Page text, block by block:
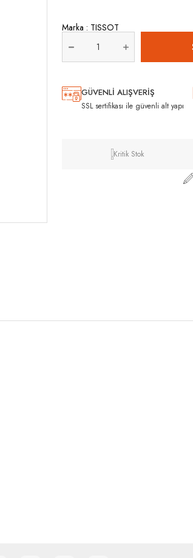
Marka : TISSOT
GÜVENLİ ALIŞVERİŞ
SSL sertifikası ile güvenli alt yapı
Kritik Stok